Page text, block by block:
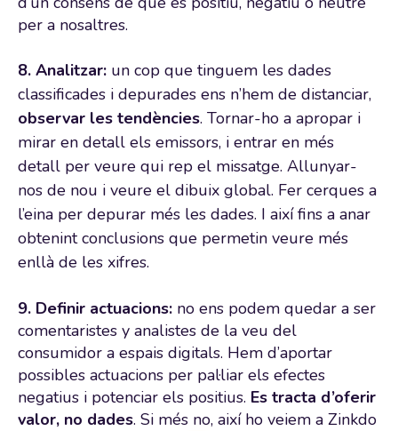
per a nosaltres.
8. Analitzar: un cop que tinguem les dades
classificades i depurades ens n’hem de distanciar,
observar les tendències. Tornar-ho a apropar i
mirar en detall els emissors, i entrar en més
detall per veure qui rep el missatge. Allunyar-
nos de nou i veure el dibuix global. Fer cerques a
l’eina per depurar més les dades. I així fins a anar
obtenint conclusions que permetin veure més
enllà de les xifres.
9. Definir actuacions: no ens podem quedar a ser
comentaristes y analistes de la veu del
consumidor a espais digitals. Hem d’aportar
possibles actuacions per pal·liar els efectes
negatius i potenciar els positius. Es tracta d’oferir
valor, no dades. Si més no, així ho veiem a Zinkdo